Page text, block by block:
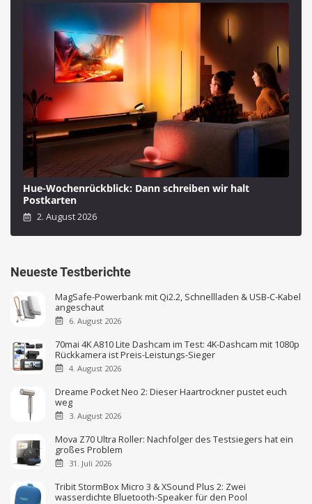
Hue-Wochenrückblick: Dann schreiben wir halt
Postkarten
2. August 2026
Neueste Testberichte
MagSafe-Powerbank mit Qi2.2, Schnellladen & USB-C-Kabel
angeschaut
6. August 2026
70mai 4K A810 Lite Dashcam im Test: 4K-Dashcam mit 1080p
Rückkamera ist Preis-Leistungs-Sieger
4. August 2026
Dreame Pocket Neo 2: Dieser Haartrockner pustet euch
weg
3. August 2026
Mova Z70 Ultra Roller: Nachfolger des Testsiegers hat ein
großes Problem
31. Juli 2026
Tribit StormBox Micro 3 & XSound Plus 2: Zwei
wasserdichte Bluetooth-Speaker für den Pool